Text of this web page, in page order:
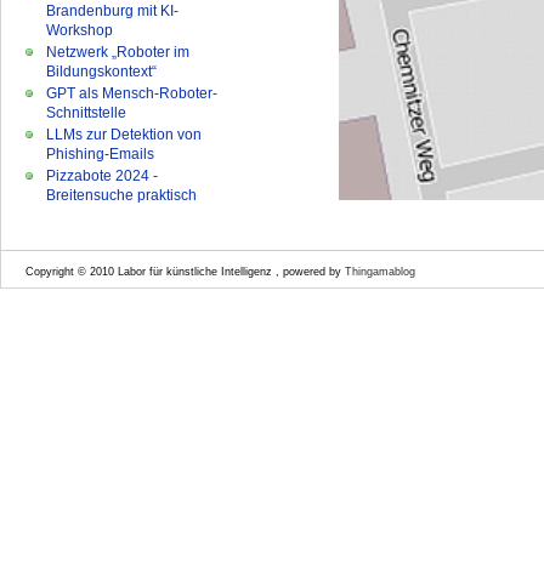
Brandenburg mit KI-
Workshop
Netzwerk „Roboter im
Bildungskontext“
GPT als Mensch-Roboter-
Schnittstelle
LLMs zur Detektion von
Phishing-Emails
Pizzabote 2024 -
Breitensuche praktisch
Copyright © 2010 Labor für künstliche Intelligenz , powered by Thingamablog